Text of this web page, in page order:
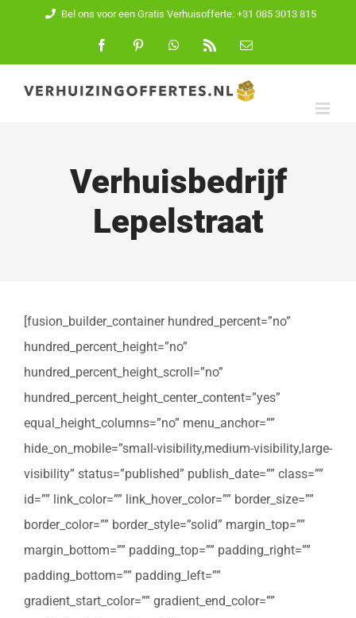
inhoud
Bel ons voor een Gratis Verhuisofferte: +31 085 3013 815
FacebookPinterest WhatsApp
E-
Verhuisbedrijf
Lepelstraat
[fusion_builder_container hundred_percent=”no”
hundred_percent_height=”no”
hundred_percent_height_scroll=”no”
hundred_percent_height_center_content=”yes”
equal_height_columns=”no” menu_anchor=””
hide_on_mobile=”small-visibility,medium-visibility,large-
visibility” status=”published” publish_date=”” class=””
id=”” link_color=”” link_hover_color=”” border_size=””
border_color=”” border_style=”solid” margin_top=””
margin_bottom=”” padding_top=”” padding_right=””
padding_bottom=”” padding_left=””
gradient_start_color=”” gradient_end_color=””